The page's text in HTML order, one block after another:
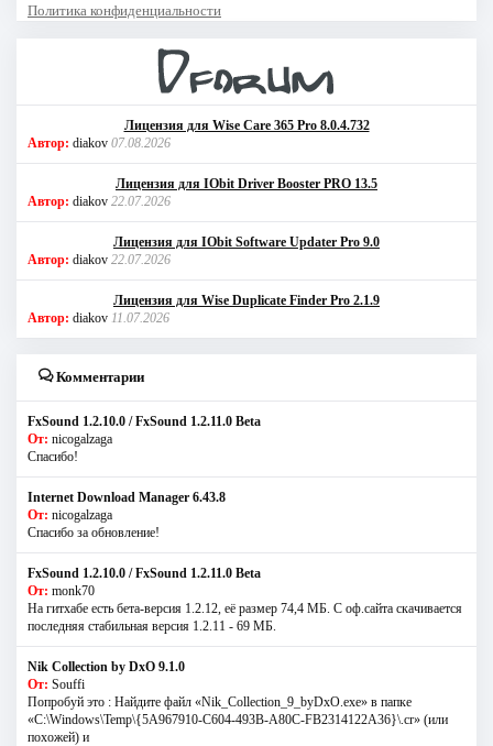
Политика конфиденциальности
Лицензия для Wise Care 365 Pro 8.0.4.732
Автор: diakov 07.08.2026
Лицензия для IObit Driver Booster PRO 13.5
Автор: diakov 22.07.2026
Лицензия для IObit Software Updater Pro 9.0
Автор: diakov 22.07.2026
Лицензия для Wise Duplicate Finder Pro 2.1.9
Автор: diakov 11.07.2026
Комментарии
FxSound 1.2.10.0 / FxSound 1.2.11.0 Beta
От: nicogalzaga
Спасибо!
Internet Download Manager 6.43.8
От: nicogalzaga
Спасибо за обновление!
FxSound 1.2.10.0 / FxSound 1.2.11.0 Beta
От: monk70
На гитхабе есть бета-версия 1.2.12, её размер 74,4 МБ. С оф.сайта скачивается
последняя стабильная версия 1.2.11 - 69 МБ.
Nik Collection by DxO 9.1.0
От: Souffi
Попробуй это : Найдите файл «Nik_Collection_9_byDxO.exe» в папке
«C:\Windows\Temp\{5A967910-C604-493B-A80C-FB2314122A36}\.cr» (или
похожей) и